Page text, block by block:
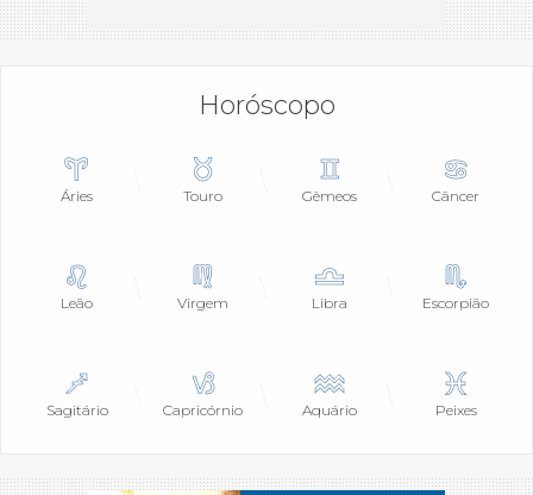
Horóscopo
Áries Touro Gêmeos Câncer
Leão Virgem Libra Escorpião
Sagitário Capricórnio Aquário Peixes